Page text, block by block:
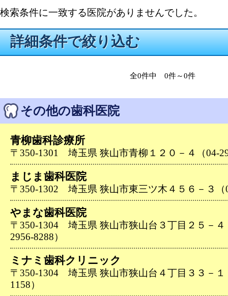
検索条件に一致する医院がありませんでした。
詳細条件で絞り込む
全0件中 0件～0件
その他の歯科医院
青柳歯科診療所
〒350-1301 埼玉県 狭山市青柳１２０－４（04-
まじま歯科医院
〒350-1302 埼玉県 狭山市東三ツ木４５６－３（
やまな歯科医院
〒350-1304 埼玉県 狭山市狭山台３丁目２５－４
2956-8288）
ミナミ歯科クリニック
〒350-1304 埼玉県 狭山市狭山台４丁目３３－１
1158）